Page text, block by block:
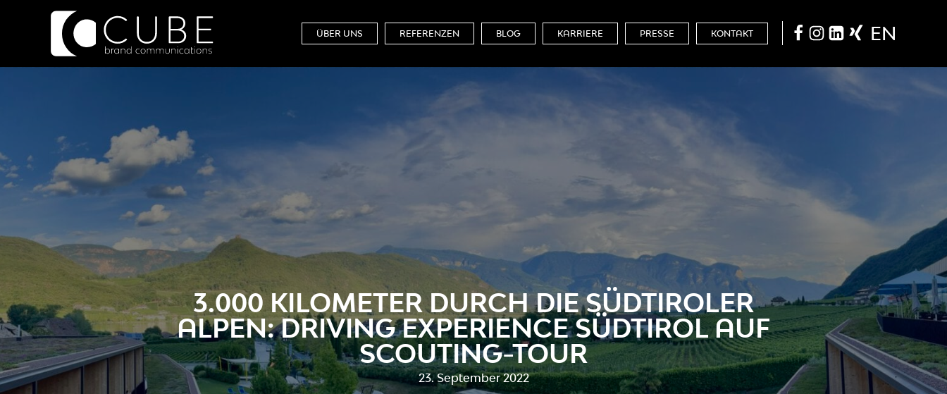
ÜBER UNS REFERENZEN BLOG KARRIERE PRESSE KONTAKT EN
3.000 KILOMETER DURCH DIE SÜDTIROLER
ALPEN: DRIVING EXPERIENCE SÜDTIROL AUF
SCOUTING-TOUR
23. September 2022